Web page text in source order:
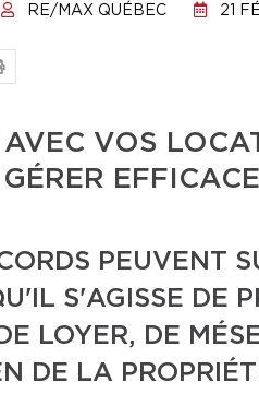
RE/MAX QUÉBEC 21
VOS
PEUVENT
S'AGISSE DE
LOYER, DE
DE LA